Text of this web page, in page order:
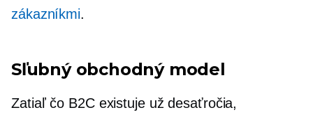
zákazníkmi.
Sľubný obchodný model
Zatiaľ čo B2C existuje už desaťročia,